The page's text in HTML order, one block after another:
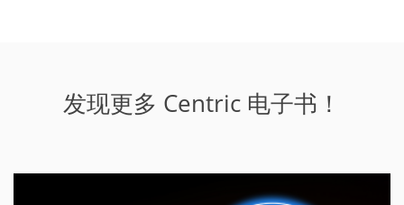
发现更多 Centric 电子书！